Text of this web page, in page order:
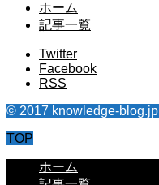
ホーム
記事一覧
Twitter
Facebook
RSS
© 2017 knowledge-blog.jp
TOP
ホーム